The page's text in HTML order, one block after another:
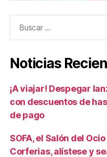
Noticias
¡A viajar! Despegar
con descuentos de
de pago
SOFA, el Salón del
Corferias, alístese y